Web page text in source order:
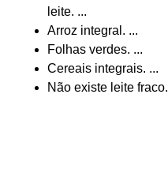
leite. ...
Arroz integral. ...
Folhas verdes. ...
Cereais integrais. ...
Não existe leite fraco.